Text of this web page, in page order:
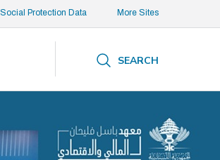
Social Protection Data More Sites
SEARCH